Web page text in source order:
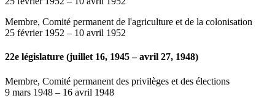
Membre, Comité permanent de l'agriculture et de la colonisation
25 février 1952 – 10 avril 1952
22e législature (juillet 16, 1945 – avril 27, 1948)
Membre, Comité permanent des privilèges et des élections
9 mars 1948 – 16 avril 1948